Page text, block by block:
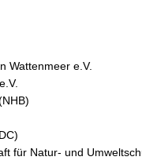
Wattenmeer e.V.
für Natur- und